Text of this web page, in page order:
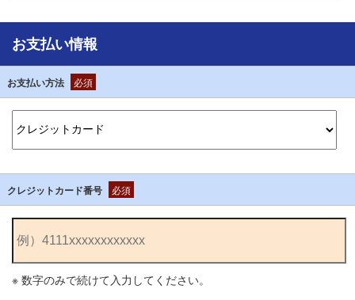
お支払い情報
お支払い方法 必須
クレジットカード番号 必須
※ 数字のみで続けて入力してください。